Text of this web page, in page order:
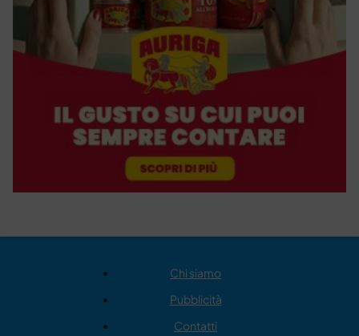
Chi siamo
Pubblicità
Contatti